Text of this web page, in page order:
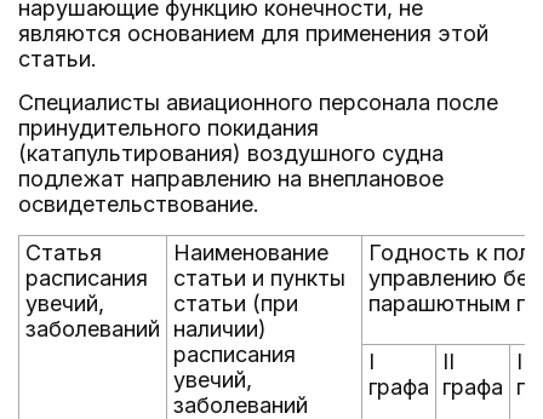
нарушающие функцию конечности, не
являются основанием для применения этой
статьи.
Специалисты авиационного персонала после
принудительного покидания
(катапультирования) воздушного судна
подлежат направлению на внеплановое
освидетельствование.
Статья
расписания
увечий,
заболеваний
Наименование
статьи и пункты
статьи (при
наличии)
расписания
увечий,
заболеваний
Годность к
управлению
парашютным
I
графа
II
графа
III